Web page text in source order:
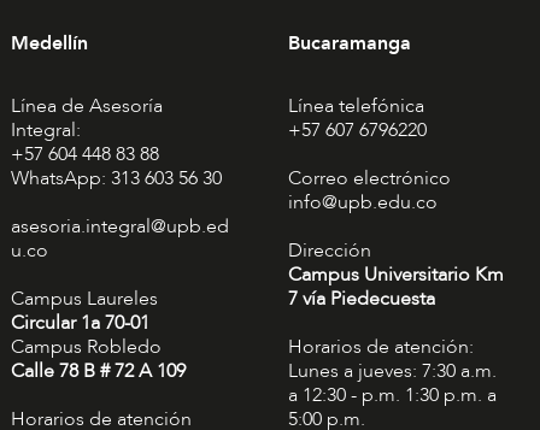
Medellín
Línea de Asesoría
Integral:
+57 604 448 83 88
WhatsApp: 313 603 56 30
asesoria.integral@upb.ed
u.co
Campus Laureles
Circular 1a 70-01
Campus Robledo
Calle 78 B # 72 A 109
Horarios de atención
Bucaramanga
Línea telefónica
+57 607 6796220
Correo electrónico
info@upb.edu.co
Dirección
Campus Universitario Km
7 vía Piedecuesta
Horarios de atención:
Lunes a jueves: 7:30 a.m.
a 12:30 - p.m. 1:30 p.m. a
5:00 p.m.